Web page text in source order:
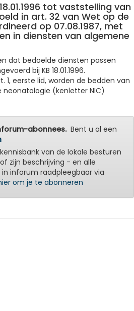
18.01.1996 tot vaststelling van
in art. 32 van Wet op de
op 07.08.1987, met
in diensten van algemene
dat bedoelde diensten passen
bij KB 18.01.1996.
1, eerste lid, worden de bedden van
(kenletter NIC)
abonnees.Bent u al een
van de lokale besturen
zijn beschrijving - en alle
inforum raadpleegbaar via
om je te abonneren